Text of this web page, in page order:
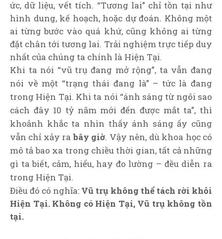
ức, dữ liệu, vết tích. “Tương lai” chỉ tồn tại như
hình dung, kế hoạch, hoặc dự đoán. Không một
ai từng bước vào quá khứ, cũng không ai từng
đặt chân tới tương lai. Trải nghiệm trực tiếp duy
nhất của chúng ta chính là Hiện Tại.
Khi ta nói “vũ trụ đang mở rộng”, ta vẫn đang
nói về một “trạng thái đang là” – tức là đang
trong Hiện Tại. Khi ta nói “ánh sáng từ ngôi sao
cách đây 10 tỷ năm mới đến được mắt ta”, thì
khoảnh khắc ta nhìn thấy ánh sáng ấy cũng
vẫn chỉ xảy rabây giờ. Vậy nên, dù khoa học có
mô tả bao xa trong chiều thời gian, tất cả những
gì ta biết, cảm, hiểu, hay đo lường – đều diễn ra
trong Hiện Tại.
Điều đó có nghĩa: Vũ trụ không thể tách rời khỏi
Hiện Tại. Không có Hiện Tại, Vũ trụ không tồn
tại.